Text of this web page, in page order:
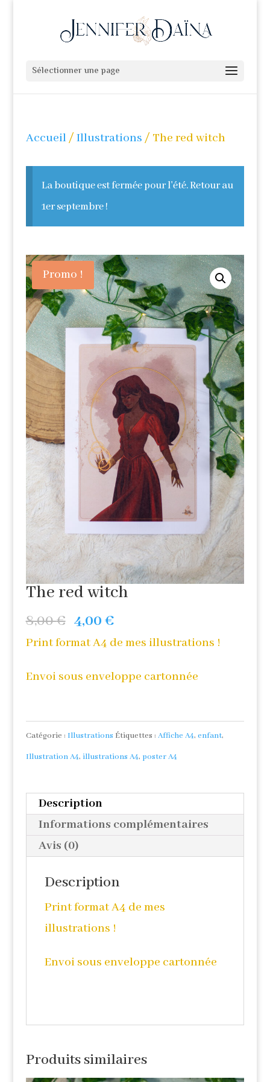
Sélectionner une page
Accueil/Illustrations / The red witch
La boutique est fermée pour l'été. Retour au
1er septembre !
Promo !
The red witch
8,00€ Le
prix
était :
4,00€Le
prix
est :
Print format A4 de mes illustrations !
Envoi sous enveloppe cartonnée
Catégorie : Illustrations Étiquettes : Affiche A4, enfant,
Illustration A4, illustrations A4, poster A4
Description
Informations complémentaires
Avis (0)
Description
Print format A4 de mes
illustrations !
Envoi sous enveloppe cartonnée
Produits similaires